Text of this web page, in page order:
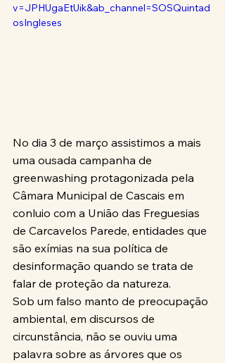
v=JPHUgaEtUik&ab_channel=SOSQuintad
osIngleses
No dia 3 de março assistimos a mais
uma ousada campanha de
greenwashing protagonizada pela
Câmara Municipal de Cascais em
conluio com a União das Freguesias
de Carcavelos Parede, entidades que
são exímias na sua política de
desinformação quando se trata de
falar de proteção da natureza.
Sob um falso manto de preocupação
ambiental, em discursos de
circunstância, não se ouviu uma
palavra sobre as árvores que os